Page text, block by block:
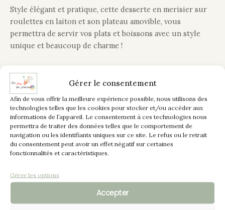
Gérer le consentement
Afin de vous offrir la meilleure expérience possible, nous utilisons des
technologies telles que les cookies pour stocker et/ou accéder aux
informations de l’appareil. Le consentement à ces technologies nous
permettra de traiter des données telles que le comportement de
navigation ou les identifiants uniques sur ce site. Le refus ou le retrait
du consentement peut avoir un effet négatif sur certaines
fonctionnalités et caractéristiques.
Gérer les options
Accepter
Style élégant et pratique, cette desserte en merisier sur
roulettes en laiton et son plateau amovible, vous
permettra de servir vos plats et boissons avec un style
unique et beaucoup de charme !
couleur “Désert” patiné “Or”. Chaque étage a été décoré
différemment, motifs appliqués au pochoir en relief grâce
à de l’enduit puis, peints en “Or”. Dernière touche de
finition avec l’application d’un vitrificateur satiné,
protection et embellissement assuré.
Chaque élément en laiton a été nettoyé pour retrouver
Cette desserte offre beaucoup d’espace de rangement, et
saura apporter de l’originalité à votre pièce.